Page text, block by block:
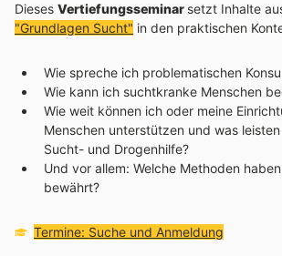
Dieses Vertiefungsseminar setzt Inhalte
"Grundlagen Sucht" in den praktischen
Wie spreche ich problematischen
Wie kann ich suchtkranke Menschen
Wie weit können ich oder meine
Menschen unterstützen und was
Sucht- und Drogenhilfe?
Und vor allem: Welche Methoden
bewährt?
Bildungsplattform:
Termine: Suche und Anmeldung